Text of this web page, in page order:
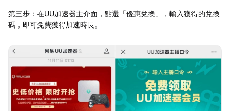
第三步：在UU加速器主介面，點選「優惠兌換」，輸入獲得的兌換
碼，即可免費獲得加速時長。